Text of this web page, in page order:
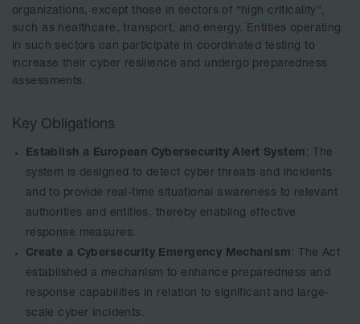
organizations, except those in sectors of “high criticality”,
such as healthcare, transport, and energy. Entities operating
in such sectors can participate in coordinated testing to
increase their cyber resilience and undergo preparedness
assessments.
Key Obligations
Establish a European Cybersecurity Alert System : The
system is designed to detect cyber threats and incidents
and to provide real-time situational awareness to relevant
authorities and entities, thereby enabling effective
response measures.
Create a Cybersecurity Emergency Mechanism: The Act
established a mechanism to enhance preparedness and
response capabilities in relation to significant and large-
scale cyber incidents.